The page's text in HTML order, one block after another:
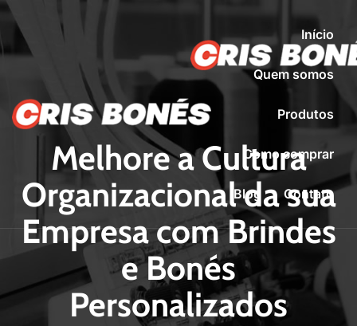
Início
Quem somos
Produtos
Como comprar
Blog Contato
Melhore a Cultura
Organizacional da sua
Empresa com Brindes
e Bonés
Personalizados